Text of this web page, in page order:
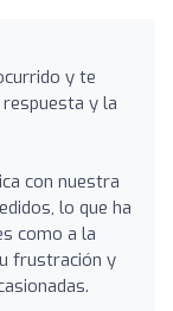
y te
y la
con nuestra
lo que ha
como a la
frustración y